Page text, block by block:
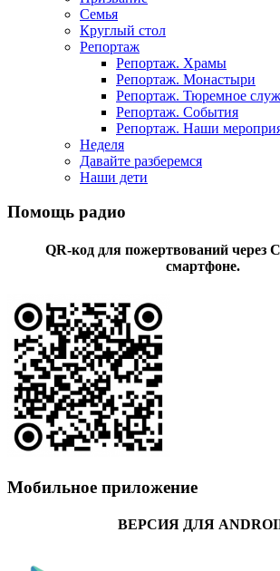
Семья
Круглый стол
Репортаж
Репортаж. Храмы
Репортаж. Монастыри
Репортаж. Тюремное
Репортаж. События
Репортаж. Наши
Неделя
Давайте разберемся
Наши дети
Помощь радио
QR-код для пожертвований
смартфоне.
Мобильное приложение
ВЕРСИЯ ДЛЯ